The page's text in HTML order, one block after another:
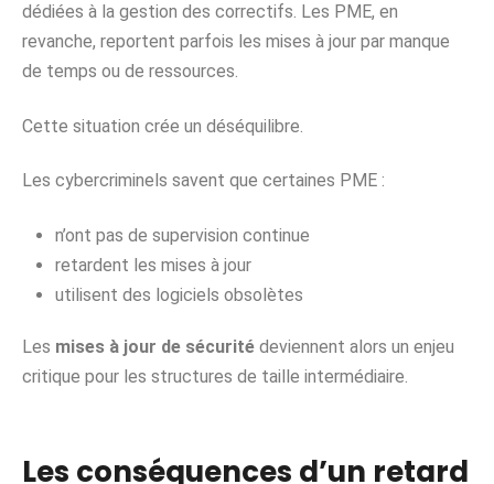
dédiées à la gestion des correctifs. Les PME, en
revanche, reportent parfois les mises à jour par manque
de temps ou de ressources.
Cette situation crée un déséquilibre.
Les cybercriminels savent que certaines PME :
n’ont pas de supervision continue
retardent les mises à jour
utilisent des logiciels obsolètes
Les mises à jour de sécurité deviennent alors un enjeu
critique pour les structures de taille intermédiaire.
Les conséquences d’un retard